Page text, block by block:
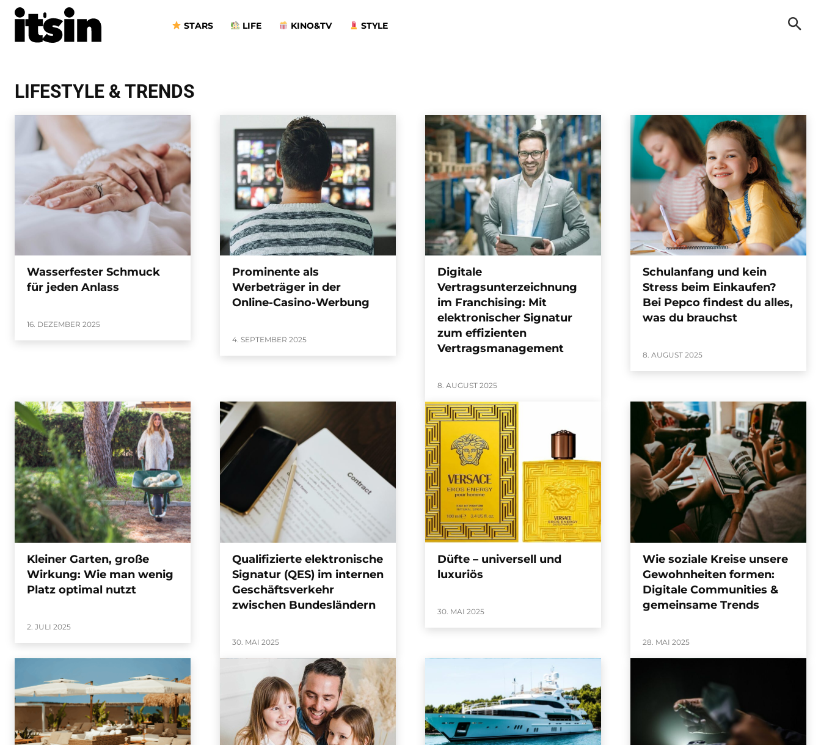
STARS LIFE KINO&TV STYLE
LIFESTYLE & TRENDS
LIFESTYLE & TRENDS
Wasserfester Schmuck
für jeden Anlass
16. DEZEMBER 2025
Prominente als
Werbeträger in der
Online-Casino-Werbung
4. SEPTEMBER 2025
Digitale
Vertragsunterzeichnung
im Franchising: Mit
elektronischer Signatur
zum effizienten
Vertragsmanagement
8. AUGUST 2025
Schulanfang und kein
Stress beim Einkaufen?
Bei Pepco findest du alles,
was du brauchst
8. AUGUST 2025
Kleiner Garten, große
Wirkung: Wie man wenig
Platz optimal nutzt
2. JULI 2025
Qualifizierte elektronische
Signatur (QES) im internen
Geschäftsverkehr
zwischen Bundesländern
30. MAI 2025
Düfte – universell und
luxuriös
30. MAI 2025
Wie soziale Kreise unsere
Gewohnheiten formen:
Digitale Communities &
gemeinsame Trends
28. MAI 2025